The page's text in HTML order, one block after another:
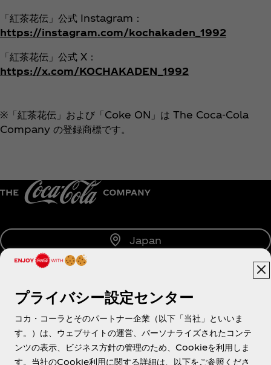
「紅茶花伝」公式 Instagram：
https://instagram.com/kochakaden_1992
「紅茶花伝」公式 X：
https://x.com/KOCHAKADEN_1992
※「紅茶花伝」および「Coke ON」は The Coca‑Cola
Company の登録商標です。
Japan
About us
プライバシー設定センター
コカ・コーラとそのパートナー企業（以下「当社」といいま
す。）は、ウェブサイトの運営、パーソナライズされたコンテ
ンツの表示、ビジネス方針の管理のため、Cookieを利用しま
す。当社のCookie利用に関する詳細は、以下をご参照くださ